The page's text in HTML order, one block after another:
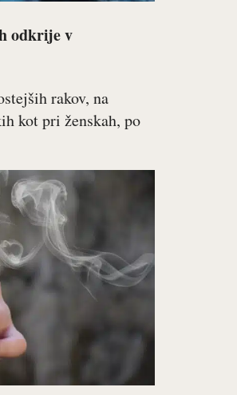
odkrije v
rakov, na
kot pri ženskah, po